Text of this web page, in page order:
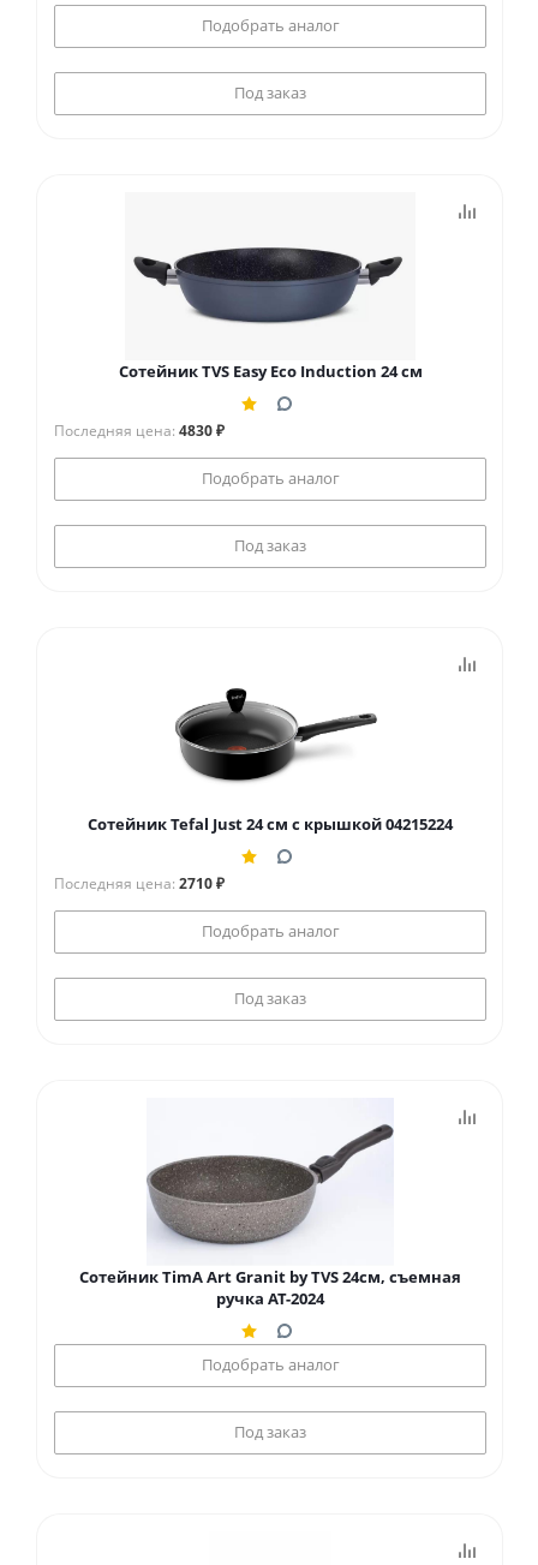
Подобрать аналог
Под заказ
Сотейник TVS Easy Eco Induction 24 см
Последняя цена: 4830 ₽
Подобрать аналог
Под заказ
Сотейник Tefal Just 24 см с крышкой 04215224
Последняя цена: 2710 ₽
Подобрать аналог
Под заказ
Сотейник TimA Art Granit by TVS 24см, съемная
ручка AT-2024
Подобрать аналог
Под заказ